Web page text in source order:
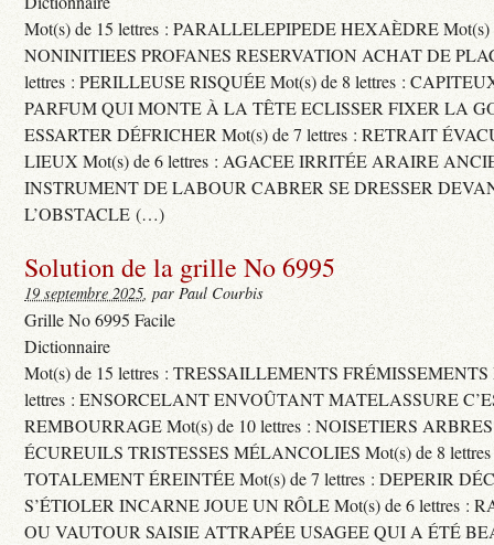
Mot(s) de 15 lettres : PARALLELEPIPEDE HEXAÈDRE Mot(s)
NONINITIEES PROFANES RESERVATION ACHAT DE
lettres : PERILLEUSE RISQUÉE Mot(s) de 8 lettres :
PARFUM QUI MONTE À LA TÊTE ECLISSER FIXER LA
ESSARTER DÉFRICHER Mot(s) de 7 lettres : RETRAIT
LIEUX Mot(s) de 6 lettres : AGACEE IRRITÉE ARAIRE
INSTRUMENT DE LABOUR CABRER SE DRESSER
L’OBSTACLE (…)
Solution de la grille No 6995
19 septembre 2025, par Paul Courbis
Grille No 6995 Facile
Dictionnaire
Mot(s) de 15 lettres : TRESSAILLEMENTS FRÉMISSEMENTS
lettres : ENSORCELANT ENVOÛTANT MATELASSURE
REMBOURRAGE Mot(s) de 10 lettres : NOISETIERS
ÉCUREUILS TRISTESSES MÉLANCOLIES Mot(s) de 8
TOTALEMENT ÉREINTÉE Mot(s) de 7 lettres : DEPERIR
S’ÉTIOLER INCARNE JOUE UN RÔLE Mot(s) de 6 lettres :
OU VAUTOUR SAISIE ATTRAPÉE USAGEE QUI A ÉTÉ